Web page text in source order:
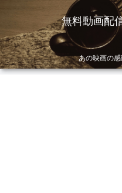
無料動画
あの映画の